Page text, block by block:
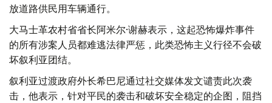
放道路供民用车辆通行。
大马士革农村省省长阿米尔·谢赫表示，这起恐怖爆炸事件
的所有涉案人员都难逃法律严惩，此类恐怖主义行径不会破
坏叙利亚团结。
叙利亚过渡政府外长希巴尼通过社交媒体发文谴责此次袭
击，他表示，针对平民的袭击和破坏安全稳定的企图，阻挡